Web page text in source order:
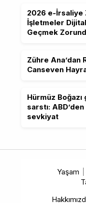
2026 e-İrsaliye
İşletmeler
Geçmek
Zühre Ana’dan
Canseven
Hürmüz
sarstı:
sevkiyat
Yaşam